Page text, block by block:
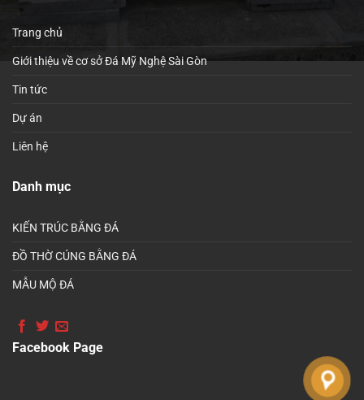
Trang chủ
Giới thiệu về cơ sở Đá Mỹ Nghệ Sài Gòn
Tin tức
Dự án
Liên hệ
Danh mục
KIẾN TRÚC BẰNG ĐÁ
ĐỒ THỜ CÚNG BẰNG ĐÁ
MẪU MỘ ĐÁ
Facebook Page